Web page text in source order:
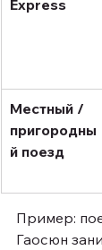
Express
Местный /
пригородны
й поезд
Пример:
Гаосюн